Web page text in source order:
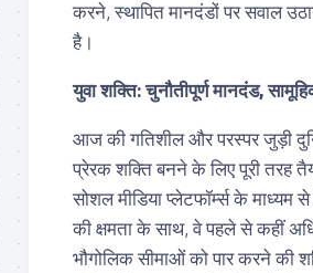
करने, स्थापित मानदंडों पर सवाल
है।
युवा शक्ति: चुनौतीपूर्ण मानदंड,
आज की गतिशील और परस्पर जुड़ी
प्रेरक शक्ति बनने के लिए पूरी तरह
सोशल मीडिया प्लेटफॉर्म्स के माध्यम
की क्षमता के साथ, वे पहले से कहीं
भौगोलिक सीमाओं को पार करने की